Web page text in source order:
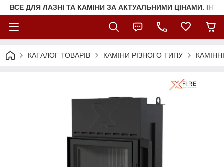
ВСЕ ДЛЯ ЛАЗНІ ТА КАМІНИ ЗА АКТУАЛЬНИМИ ЦІНАМИ.
КАТАЛОГ ТОВАРІВ КАМІНИ РІЗНОГО ТИПУ